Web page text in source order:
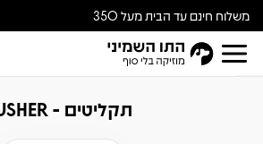
משלוח חינם עד הבית מעל 350
ש״ח
תקליטים - USHER